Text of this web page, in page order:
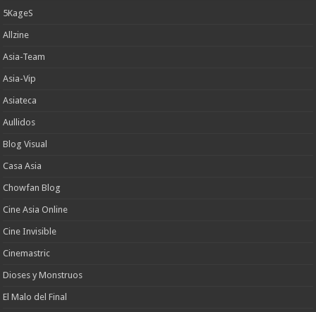
5KageS
Allzine
Asia-Team
Asia-Vip
Asiateca
Aullidos
Blog Visual
Casa Asia
Chowfan Blog
Cine Asia Online
Cine Invisible
Cinemastric
Dioses y Monstruos
El Malo del Final